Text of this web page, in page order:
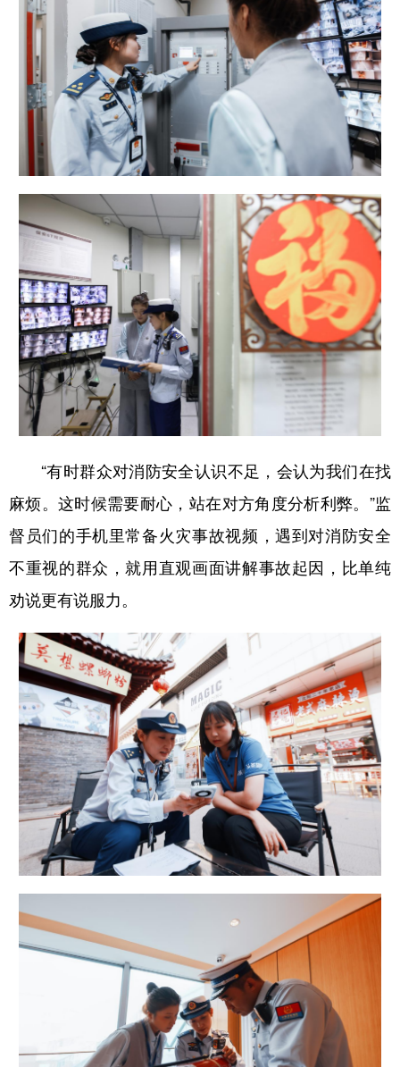
“有时群众对消防安全认识不足，会认为我们在找
麻烦。这时候需要耐心，站在对方角度分析利弊。 ”监
督员们的手机里常备火灾事故视频，遇到对消防安全
不重视的群众，就用直观画面讲解事故起因，比单纯
劝说更有说服力。